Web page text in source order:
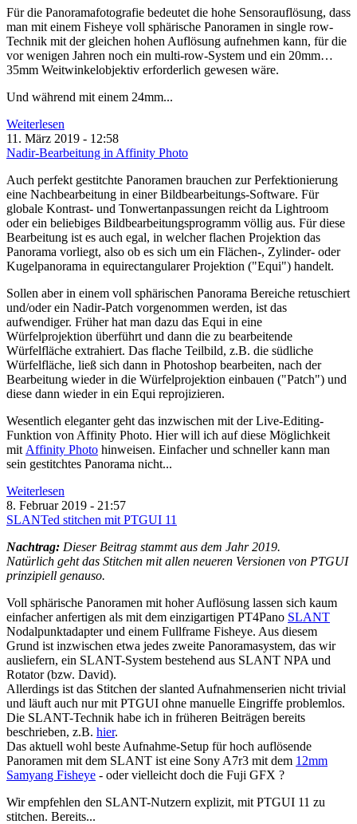
Für die Panoramafotografie bedeutet die hohe Sensorauflösung, dass
man mit einem Fisheye voll sphärische Panoramen in single row-
Technik mit der gleichen hohen Auflösung aufnehmen kann, für die
vor wenigen Jahren noch ein multi-row-System und ein 20mm…
35mm Weitwinkelobjektiv erforderlich gewesen wäre.
Und während mit einem 24mm...
Weiterlesen
11. März 2019 - 12:58
Nadir-Bearbeitung in Affinity Photo
Auch perfekt gestitchte Panoramen brauchen zur Perfektionierung
eine Nachbearbeitung in einer Bildbearbeitungs-Software. Für
globale Kontrast- und Tonwertanpassungen reicht da Lightroom
oder ein beliebiges Bildbearbeitungsprogramm völlig aus. Für diese
Bearbeitung ist es auch egal, in welcher flachen Projektion das
Panorama vorliegt, also ob es sich um ein Flächen-, Zylinder- oder
Kugelpanorama in equirectangularer Projektion ("Equi") handelt.
Sollen aber in einem voll sphärischen Panorama Bereiche retuschiert
und/oder ein Nadir-Patch vorgenommen werden, ist das
aufwendiger. Früher hat man dazu das Equi in eine
Würfelprojektion überführt und dann die zu bearbeitende
Würfelfläche extrahiert. Das flache Teilbild, z.B. die südliche
Würfelfläche, ließ sich dann in Photoshop bearbeiten, nach der
Bearbeitung wieder in die Würfelprojektion einbauen ("Patch") und
diese dann wieder in ein Equi reprojizieren.
Wesentlich eleganter geht das inzwischen mit der Live-Editing-
Funktion von Affinity Photo. Hier will ich auf diese Möglichkeit
mit Affinity Photo hinweisen. Einfacher und schneller kann man
sein gestitchtes Panorama nicht...
Weiterlesen
8. Februar 2019 - 21:57
SLANTed stitchen mit PTGUI 11
Nachtrag: Dieser Beitrag stammt aus dem Jahr 2019.
Natürlich geht das Stitchen mit allen neueren Versionen von PTGUI
prinzipiell genauso.
Voll sphärische Panoramen mit hoher Auflösung lassen sich kaum
einfacher anfertigen als mit dem einzigartigen PT4Pano SLANT
Nodalpunktadapter und einem Fullframe Fisheye. Aus diesem
Grund ist inzwischen etwa jedes zweite Panoramasystem, das wir
ausliefern, ein SLANT-System bestehend aus SLANT NPA und
Rotator (bzw. David).
Allerdings ist das Stitchen der slanted Aufnahmenserien nicht trivial
und läuft auch nur mit PTGUI ohne manuelle Eingriffe problemlos.
Die SLANT-Technik habe ich in früheren Beiträgen bereits
beschrieben, z.B. hier.
Das aktuell wohl beste Aufnahme-Setup für hoch auflösende
Panoramen mit dem SLANT ist eine Sony A7r3 mit dem 12mm
Samyang Fisheye - oder vielleicht doch die Fuji GFX ?
Wir empfehlen den SLANT-Nutzern explizit, mit PTGUI 11 zu
stitchen. Bereits...